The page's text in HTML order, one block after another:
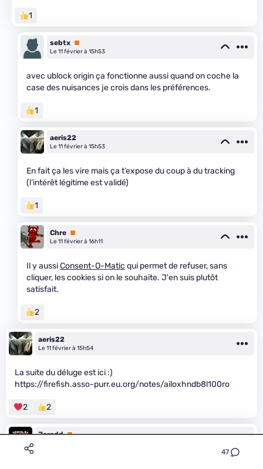
47
1
sebtx Premium
Le 11 février à 15h53
avec ublock origin ça fonctionne aussi quand on coche la
case des nuisances je crois dans les préférences.
1
aeris22
Le 11 février à 15h53
En fait ça les vire mais ça t’expose du coup à du tracking
(l’intérêt légitime est validé)
1
Chre Premium
Le 11 février à 16h11
Il y aussiConsent-O-Matic qui permet de refuser, sans
cliquer, les cookies si on le souhaite. J'en suis plutôt
satisfait.
2
aeris22
Le 11 février à 15h54
La suite du déluge est ici :)
https://firefish.asso-purr.eu.org/notes/ailoxhndb8l100ro
2 2
Jarodd Premium